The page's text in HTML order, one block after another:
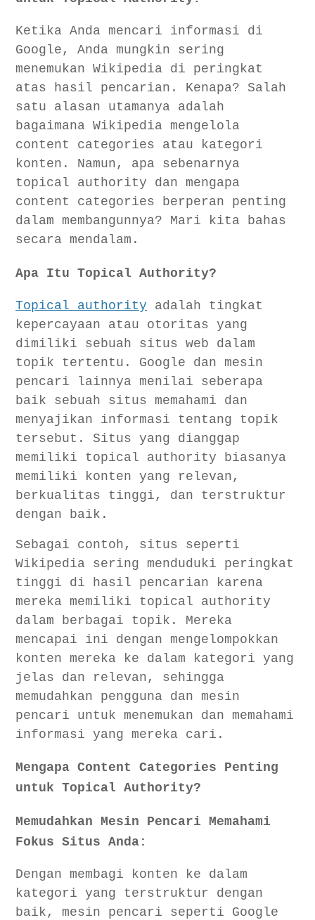
Ketika Anda mencari informasi di
Google, Anda mungkin sering
menemukan Wikipedia di peringkat
atas hasil pencarian. Kenapa? Salah
satu alasan utamanya adalah
bagaimana Wikipedia mengelola
content categories atau kategori
konten. Namun, apa sebenarnya
topical authority dan mengapa
content categories berperan penting
dalam membangunnya? Mari kita bahas
secara mendalam.
Apa Itu Topical Authority?
Topical authority adalah tingkat
kepercayaan atau otoritas yang
dimiliki sebuah situs web dalam
topik tertentu. Google dan mesin
pencari lainnya menilai seberapa
baik sebuah situs memahami dan
menyajikan informasi tentang topik
tersebut. Situs yang dianggap
memiliki topical authority biasanya
memiliki konten yang relevan,
berkualitas tinggi, dan terstruktur
dengan baik.
Sebagai contoh, situs seperti
Wikipedia sering menduduki peringkat
tinggi di hasil pencarian karena
mereka memiliki topical authority
dalam berbagai topik. Mereka
mencapai ini dengan mengelompokkan
konten mereka ke dalam kategori yang
jelas dan relevan, sehingga
memudahkan pengguna dan mesin
pencari untuk menemukan dan memahami
informasi yang mereka cari.
Mengapa Content Categories Penting
untuk Topical Authority?
Memudahkan Mesin Pencari Memahami
Fokus Situs Anda:
Dengan membagi konten ke dalam
kategori yang terstruktur dengan
baik, mesin pencari seperti Google